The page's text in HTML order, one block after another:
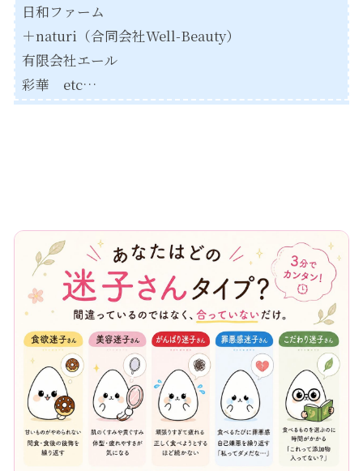
日和ファーム
＋naturi（合同会社Well-Beauty）
有限会社エール
彩華 etc…